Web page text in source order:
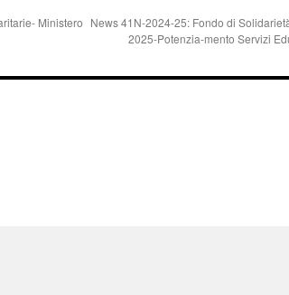
Ministero News 41N-2024-25: Fondo di
2025-Potenzia-mento Servizi